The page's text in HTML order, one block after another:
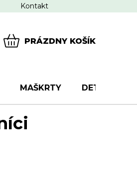
Kontakt
PRÁZDNY KOŠÍK
MAŠKRTY DETI